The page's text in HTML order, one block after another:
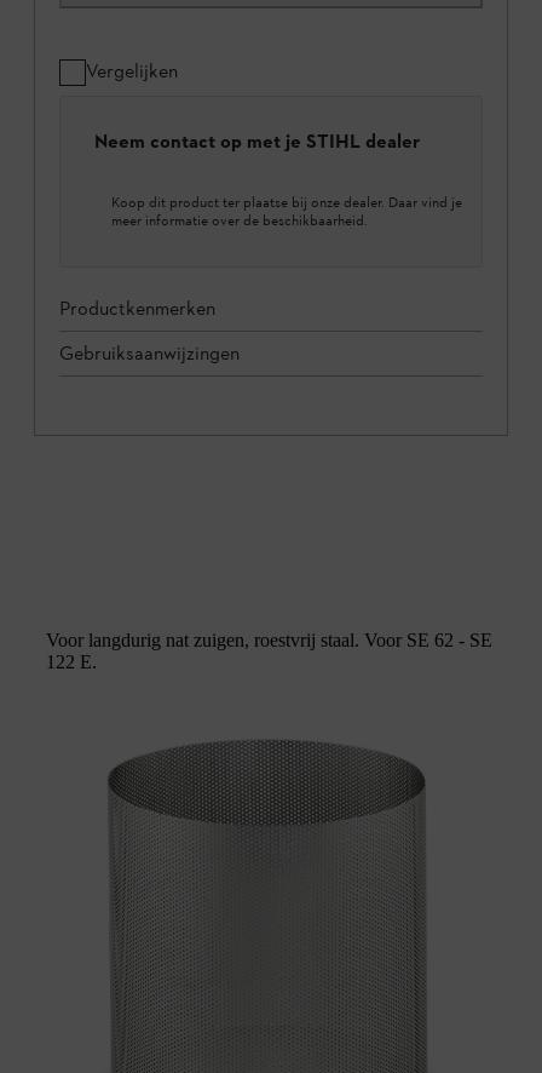
Vergelijken
Neem contact op met je STIHL dealer
Koop dit product ter plaatse bij onze dealer. Daar vind je
meer informatie over de beschikbaarheid.
Productkenmerken
Gebruiksaanwijzingen
Voor langdurig nat zuigen, roestvrij staal. Voor SE 62 - SE
122 E.